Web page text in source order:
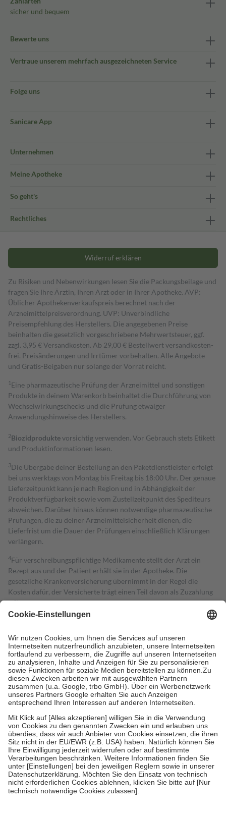
sicher und bequem
Bewerte uns
Vertraue unserem mehrfach ausgezeichneten Service
Folge uns
Sanicare App
Unternehmen
Meine Apotheke
So geht's
Rechtliches
Widerruf erklären
Zu Risiken und Nebenwirkungen lesen Sie die Packungsbeilage und
fragen Sie Ihre Ärztin, Ihren Arzt oder in Ihrer Apotheke. AVP:
Üblicher Apothekenverkaufspreis berechnet nach der
Arzneimittelpreisverordnung. UVP: Unverbindliche
Preisempfehlung des Herstellers. Die angegebenen Preise
beinhalten die gesetzlich vorgeschriebene Mehrwertsteuer, ggf.
zzgl. 3,95 € Versandkosten. Ab 29,00 € Bestell­wert versand­kosten­
frei. Preisänderungen und Irrtümer vorbehalten. Alle Angebote
und Gratis-Beigaben nur solange der Vorrat reicht.
1 Eine pharmazeutische Prüfung der Arzneimittel und sonstigen
Produkte in deinem Warenkorb beinhaltet die Durchführung von
Wechselwirkungschecks und die Prüfung etwaiger
Anwendungshinweise des Herstellers.
2Biozidproduktevorsichtig verwenden. Vor Gebrauch stets Etikett
und Produktinformationen lesen.
3Die Übergabe deiner Bestellung an den Paketdienstleister erfolgt
bei uns werktags von Montag bis Freitag bis 18:00 Uhr. Der genaue
Lieferzeitpunkt kann je nach Region und in Abhängigkeit der
Produktverfügbarkeit sowie vom Zustellzeitpunkt des Spediteurs
abweichen. Darüber hinaus können notwendige pharmazeutische
Prüfungen, die zu deiner Arzneimittelsicherheit dienen, die
Lieferfrist um die Dauer der Prüfungen einschließlich Klärungen
verlängern.
4Für verschreibungspflichtige Medikamente stellt der Arzt ein
Rezept aus und der Patient erhält sie in der Apotheke. Die
gesetzliche Krankenversicherung übernimmt in der Regel die
Kosten dafür, der Versicherte trägt einen Teil davon als Zuzahlung
mit.
Grundsätzlich leisten Mitglieder Zuzahlungen in Höhe von zehn
höchstens zehn Euro.
Es sind jedoch nie mehr als die tatsächlichen
Kosten der Leistung zu entrichten.
Diese Regeln gelten grundsätzlich auch für Online-Apotheken.
Bei Heilmitteln und häuslicher Krankenpflege beträgt die
Zuzahlung zehn Prozent der Kosten sowie zehn Euro je
Verordnung.
Um das Engagement der Versicherten für ihre eigene Gesundheit zu
stärken und die besondere Stellung der Familie zu unterstützen,
fallenkeine Zuzahlungenan bei:
• Kindern und Jugendlichen bis zum vollendeten 18. Lebensjahr
mit Ausnahme der Fahrkosten
• Untersuchungen zur Vorsorge und Früherkennung, die von der
GKV getragen werden
• empfohlenen Schutzimpfungen
• Harn- und Blutteststreifen